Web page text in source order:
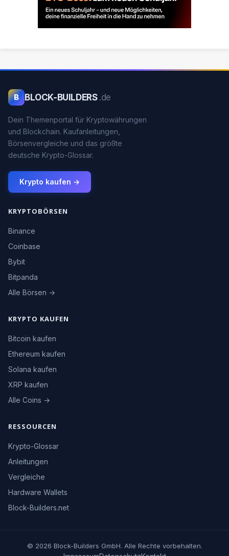
B BLOCK-BUILDERS .de
Dein Themenportal für Kryptowährungen
und Blockchain. Kaufanleitungen,
Börsenvergleiche und das größte
deutsche Krypto-Glossar.
Krypto kaufen →
KRYPTOBÖRSEN
Binance
Coinbase
Bybit
Bitpanda
Alle Börsen →
KRYPTO KAUFEN
Bitcoin kaufen
Ethereum kaufen
Solana kaufen
XRP kaufen
Alle Coins →
RESSOURCEN
Krypto-Glossar
Anleitungen
Vergleiche
Hardware Wallets
Block-Builders.net
© 2026 Block-Builders GmbH. Alle Rechte vorbehalten.